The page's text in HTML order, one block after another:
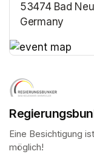
53474 Bad
Germany
Eine Besichtigung
möglich!